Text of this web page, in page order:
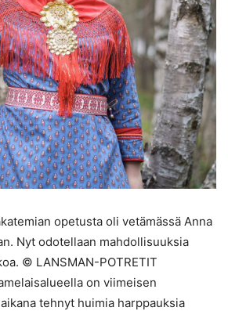
opetusta oli vetämässä Anna
Nyt odotellaan mahdollisuuksia
© LANSMAN-POTRETIT
on viimeisen
tehnyt huimia harppauksia